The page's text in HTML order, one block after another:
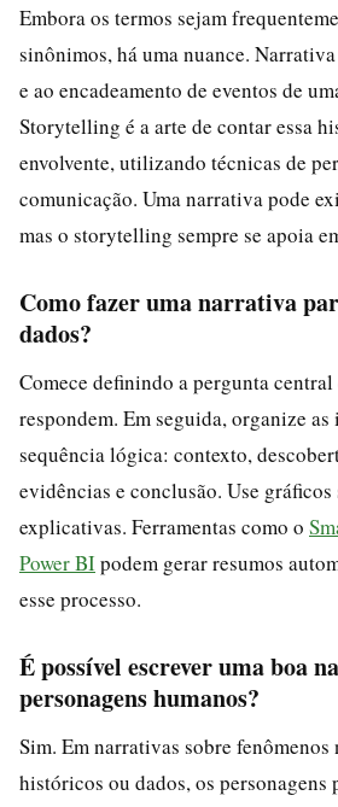
Embora os termos sejam
sinônimos, há uma nuance.
e ao encadeamento de eventos de
Storytelling é a arte de contar essa
envolvente, utilizando técnicas de
comunicação. Uma narrativa pode
mas o storytelling sempre se apoia
Como fazer uma narrativa
dados?
Comece definindo a pergunta central
respondem. Em seguida, organize as
sequência lógica: contexto,
evidências e conclusão. Use
explicativas. Ferramentas como o
Power BIpodem gerar resumos
esse processo.
É possível escrever uma boa
personagens humanos?
Sim. Em narrativas sobre fenômenos
históricos ou dados, os personagens